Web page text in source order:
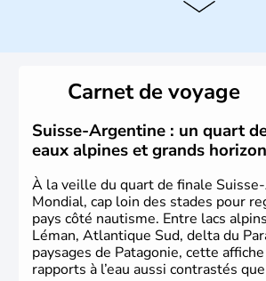
féodal marque la naissance de la
d'une alliance composée de
fédéral n'est créé qu'en 1848 et
frontières, ainsi que
unique et d'une armée. La
rédigée à la même année, le droit
ajouté 26 ans plus tard.
Carnet de voyage
Suisse-Argentine : un quart
eaux alpines et grands
À la veille du quart de finale
Mondial, cap loin des stades pour
pays côté nautisme. Entre lacs
Léman, Atlantique Sud, delta du
paysages de Patagonie, cette
rapports à l’eau aussi contrastés